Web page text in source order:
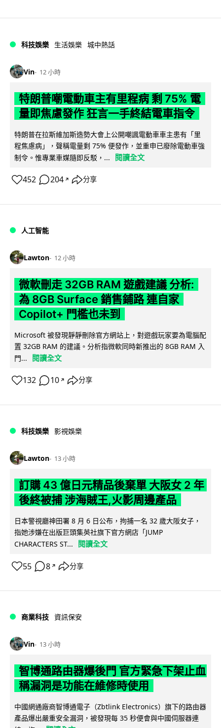
科技娛樂 生活娛樂 城中熱話
Vin 12 小時
特朗普嘲電動車主有里程病 剩 75% 電
量即焦慮發作 狂言一手終結電車指令
特朗普在拉斯維加斯造勢大會上公開嘲諷電動車車主患有「里
程焦慮病」，聲稱電量剩 75% 便發作，並重申已廢除電動車強
制令。惟專業車媒隨即反駁，...
閱讀全文
452 204 ↗ 分享
人工智能
Lawton 12 小時
微軟刪走 32GB RAM 遊戲建議 分析:
為 8GB Surface 銷售鋪路 連自家
Copilot+ 門檻也未到
Microsoft 被發現靜靜刪除官方網站上，對遊戲玩家要為電腦配
置 32GB RAM 的建議。分析指微軟同時新推出的 8GB RAM 入
門...
閱讀全文
132 10 ↗ 分享
科技娛樂 影視娛樂
Lawton 13 小時
訂購 43 億日元精品後棄單 大阪女 2 年
後終被捕 涉海賊王,火影周邊產品
日本警視廳神田署 8 月 6 日公布，拘捕一名 32 歲大阪女子，
指她涉嫌在出版巨頭集英社旗下官方網店「JUMP
CHARACTERS ST...
閱讀全文
55 8 ↗ 分享
商業科技 資訊保安
Vin 13 小時
智博通路由器爆後門 官方緊急下架止血
稱漏洞是功能在維修時使用
中國網通廠商智博通電子（Zbtlink Electronics）旗下的路由器
產品爆出嚴重安全漏洞，被發現每 35 秒便會與中國伺服器連